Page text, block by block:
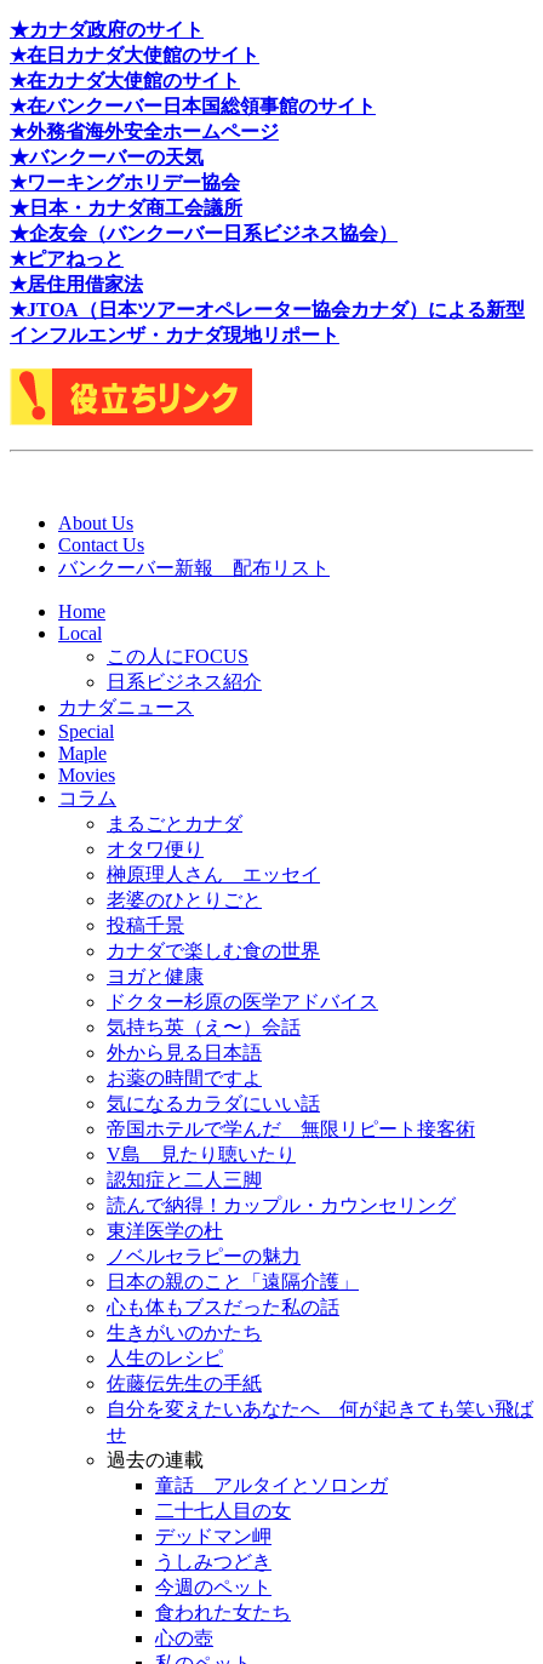
★カナダ政府のサイト
★在日カナダ大使館のサイト
★在カナダ大使館のサイト
★在バンクーバー日本国総領事館のサイト
★外務省海外安全ホームページ
★バンクーバーの天気
★ワーキングホリデー協会
★日本・カナダ商工会議所
★企友会（バンクーバー日系ビジネス協会）
★ピアねっと
★居住用借家法
★JTOA（日本ツアーオペレーター協会カナダ）による新型
インフルエンザ・カナダ現地リポート
About Us
Contact Us
バンクーバー新報 配布リスト
Home
Local
この人にFOCUS
日系ビジネス紹介
カナダニュース
Special
Maple
Movies
コラム
まるごとカナダ
オタワ便り
榊原理人さん エッセイ
老婆のひとりごと
投稿千景
カナダで楽しむ食の世界
ヨガと健康
ドクター杉原の医学アドバイス
気持ち英（え〜）会話
外から見る日本語
お薬の時間ですよ
気になるカラダにいい話
帝国ホテルで学んだ 無限リピート接客術
V島 見たり聴いたり
認知症と二人三脚
読んで納得！カップル・カウンセリング
東洋医学の杜
ノベルセラピーの魅力
日本の親のこと「遠隔介護」
心も体もブスだった私の話
生きがいのかたち
人生のレシピ
佐藤伝先生の手紙
自分を変えたいあなたへ 何が起きても笑い飛ば
せ
過去の連載
童話 アルタイとソロンガ
二十七人目の女
デッドマン岬
うしみつどき
今週のペット
食われた女たち
心の壺